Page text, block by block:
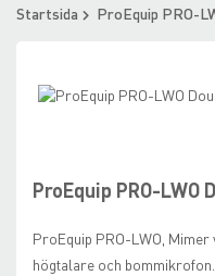
ÅTERFÖRSÄLJARE
Startsida ProEquip PRO-
ProEquip PRO-LWO
ProEquip PRO-LWO,
högtalare och bommikrofon.
Skip
of
the
gallery
beginning
of
images
gallery